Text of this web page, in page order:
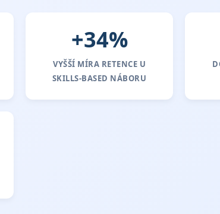
+34%
VYŠŠÍ MÍRA RETENCE U
SKILLS-BASED NÁBORU